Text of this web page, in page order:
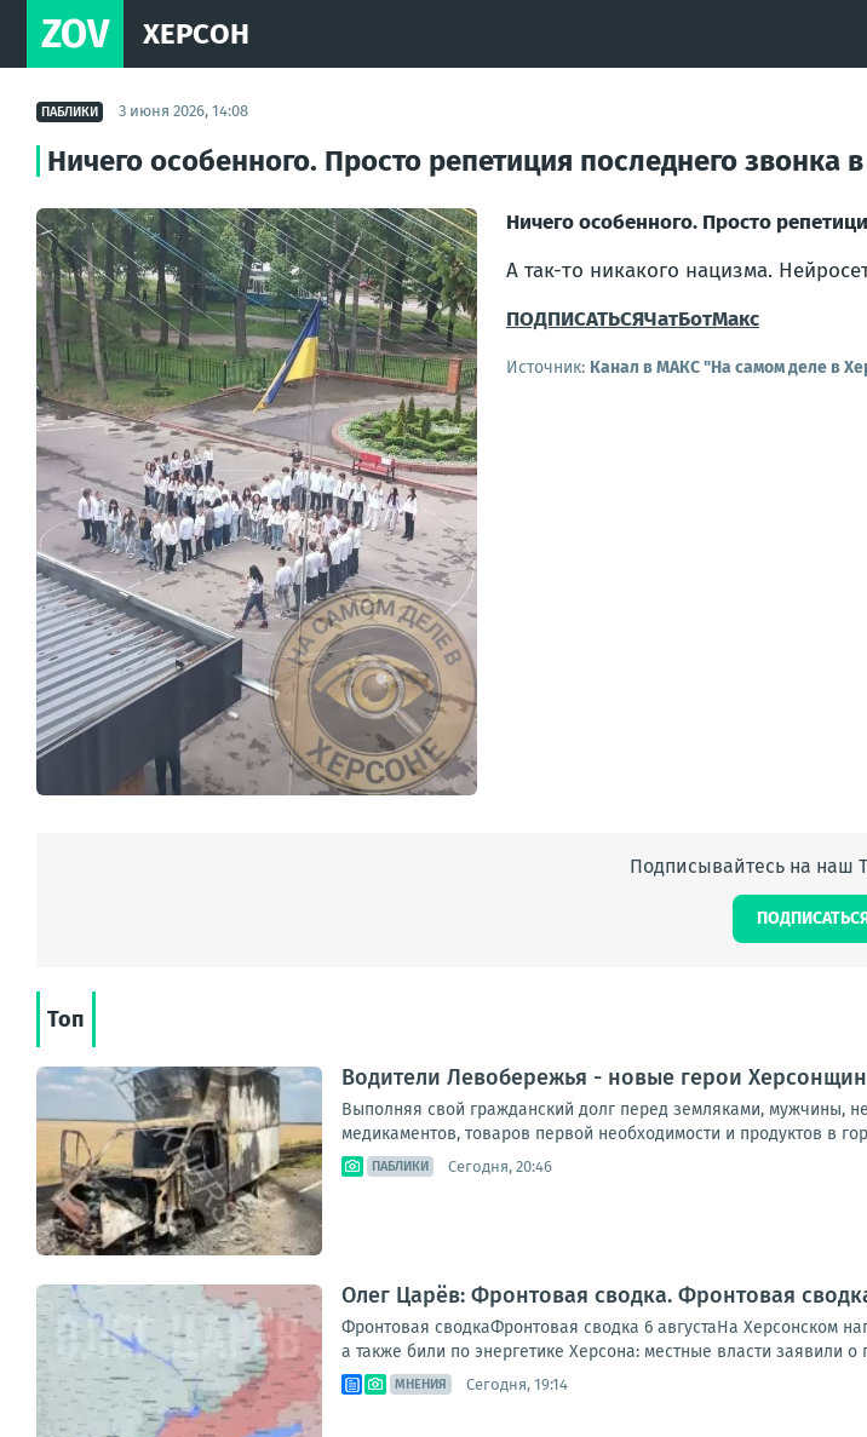
ZOV ХЕРСОН
ПАБЛИКИ 3 июня 2026, 14:08
Ничего особенного. Просто репетиция последнего
Ничего особенного. Просто
А так-то никакого нацизма.
ПОДПИСАТЬСЯЧатБотМакс
Источник: Канал в МАКС "На самом деле в
Подписывайтесь на наш
Топ
Водители Левобережья - новые герои
Выполняя свой гражданский долг перед земляками, мужчины,
медикаментов, товаров первой необходимости и продуктов в
ПАБЛИКИ Сегодня, 20:46
Олег Царёв: Фронтовая сводка. Фронтовая
Фронтовая сводкаФронтовая сводка 6 августаНа Херсонском
а также били по энергетике Херсона: местные власти заявили о
МНЕНИЯ Сегодня, 19:14